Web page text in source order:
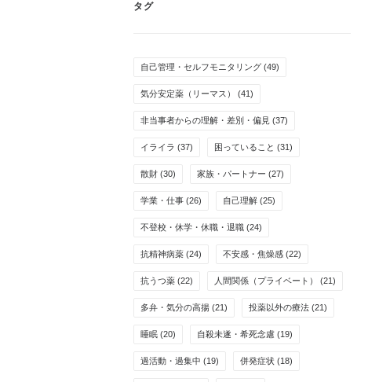
タグ
自己管理・セルフモニタリング (49)
気分安定薬（リーマス） (41)
非当事者からの理解・差別・偏見 (37)
イライラ (37) 困っていること (31)
散財 (30) 家族・パートナー (27)
学業・仕事 (26) 自己理解 (25)
不登校・休学・休職・退職 (24)
抗精神病薬 (24) 不安感・焦燥感 (22)
抗うつ薬 (22) 人間関係（プライベート） (21)
多弁・気分の高揚 (21) 投薬以外の療法 (21)
睡眠 (20) 自殺未遂・希死念慮 (19)
過活動・過集中 (19) 併発症状 (18)